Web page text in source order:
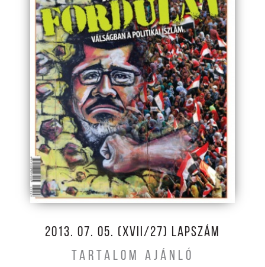
2013. 07. 05. (XVII/27) LAPSZÁM
TARTALOM AJÁNLÓ